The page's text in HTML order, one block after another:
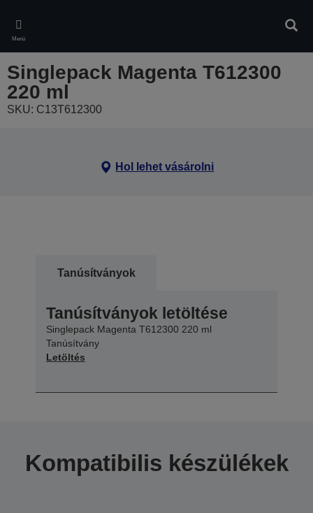
main
content
Menü
Singlepack Magenta T612300
220 ml
SKU: C13T612300
Hol lehet vásárolni
Tanúsítványok
Tanúsítványok letöltése
Singlepack Magenta T612300 220 ml
Tanúsítvány
Letöltés
Kompatibilis készülékek